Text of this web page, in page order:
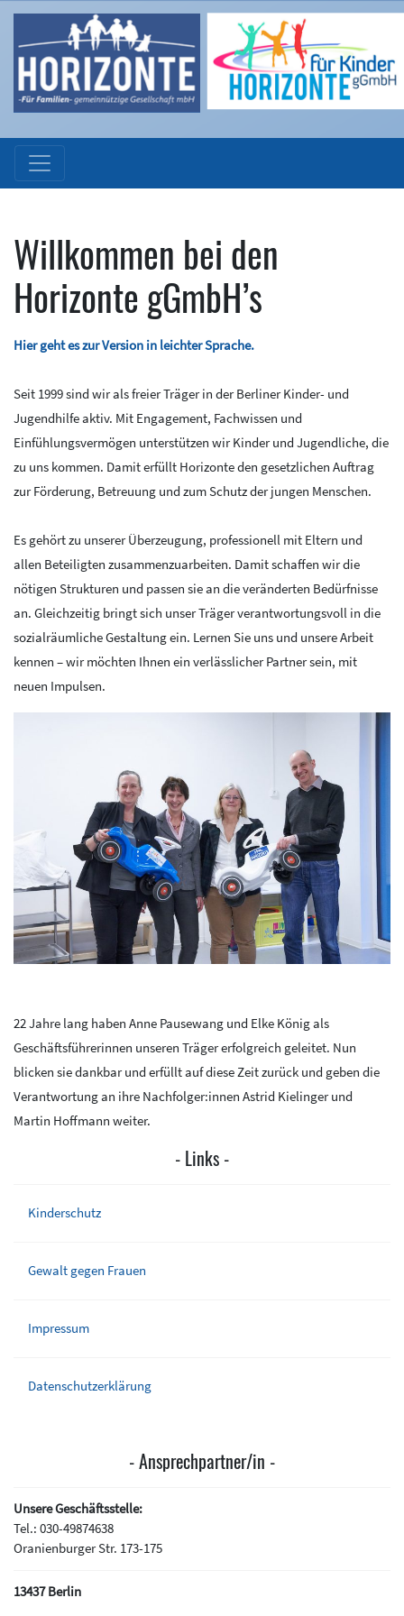
Willkommen bei den
Horizonte gGmbH’s
Hier geht es zur Version in leichter Sprache.
Seit 1999 sind wir als freier Träger in der Berliner Kinder- und
Jugendhilfe aktiv. Mit Engagement, Fachwissen und
Einfühlungsvermögen unterstützen wir Kinder und Jugendliche, die
zu uns kommen. Damit erfüllt Horizonte den gesetzlichen Auftrag
zur Förderung, Betreuung und zum Schutz der jungen Menschen.
Es gehört zu unserer Überzeugung, professionell mit Eltern und
allen Beteiligten zusammenzuarbeiten. Damit schaffen wir die
nötigen Strukturen und passen sie an die veränderten Bedürfnisse
an. Gleichzeitig bringt sich unser Träger verantwortungsvoll in die
sozialräumliche Gestaltung ein. Lernen Sie uns und unsere Arbeit
kennen – wir möchten Ihnen ein verlässlicher Partner sein, mit
neuen Impulsen.
22 Jahre lang haben Anne Pausewang und Elke König als
Geschäftsführerinnen unseren Träger erfolgreich geleitet. Nun
blicken sie dankbar und erfüllt auf diese Zeit zurück und geben die
Verantwortung an ihre Nachfolger:innen Astrid Kielinger und
Martin Hoffmann weiter.
Links
Kinderschutz
Gewalt gegen Frauen
Impressum
Datenschutzerklärung
Ansprechpartner/in
Unsere Geschäftsstelle:
Tel.: 030-49874638
Oranienburger Str. 173-175
13437 Berlin